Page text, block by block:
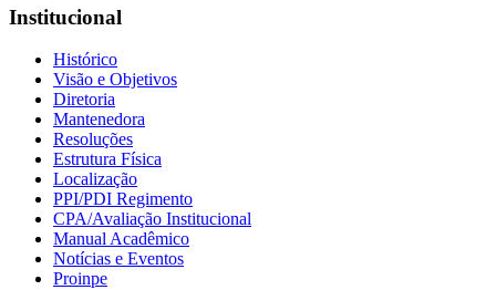
Institucional
Histórico
Visão e Objetivos
Diretoria
Mantenedora
Resoluções
Estrutura Física
Localização
PPI/PDI Regimento
CPA/Avaliação Institucional
Manual Acadêmico
Notícias e Eventos
Proinpe